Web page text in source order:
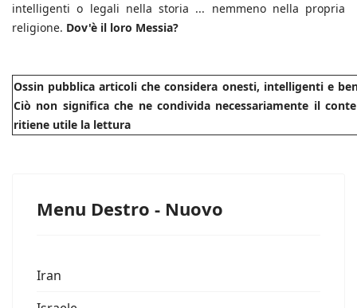
intelligenti o legali nella storia ... nemmeno nella propria
religione. Dov'è il loro Messia?
Ossin pubblica articoli che considera onesti, intelligenti e
Ciò non significa che ne condivida necessariamente il
ritiene utile la lettura
Menu Destro - Nuovo
Iran